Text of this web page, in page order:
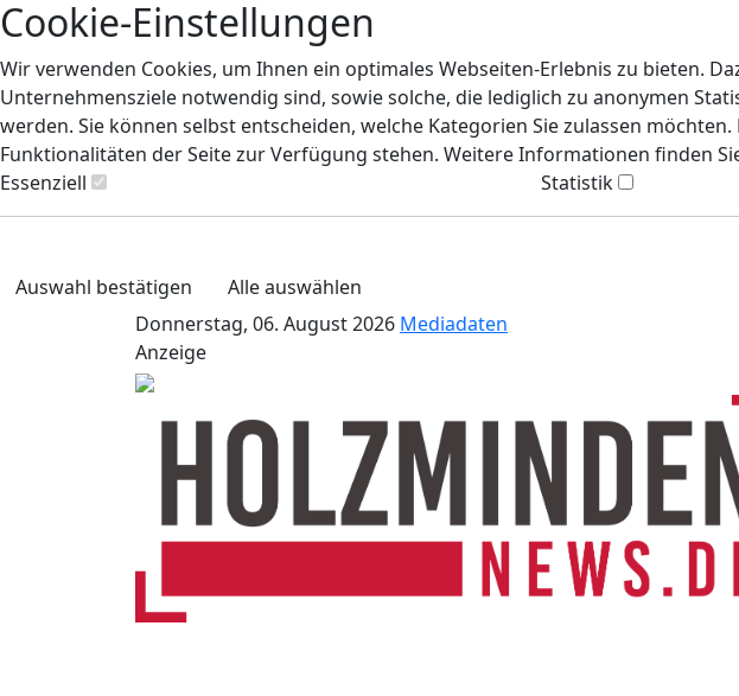
Cookie-Einstellungen
Wir verwenden Cookies, um Ihnen ein optimales Webseiten-Erlebnis zu bieten.
Unternehmensziele notwendig sind, sowie solche, die lediglich zu anonymen
werden. Sie können selbst entscheiden, welche Kategorien Sie zulassen
Funktionalitäten der Seite zur Verfügung stehen. Weitere Informationen finden
Essenziell
Statistik
Auswahl bestätigen
Alle auswählen
Donnerstag, 06. August 2026 Mediadaten
Anzeige